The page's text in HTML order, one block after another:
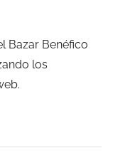
Bazar Benéfico
los